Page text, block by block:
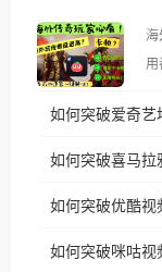
仅能
使
台
权
海
用
播放”
制
户
如何突破爱奇艺
如何突破喜马拉
如何突破优酷视
如何突破咪咕视